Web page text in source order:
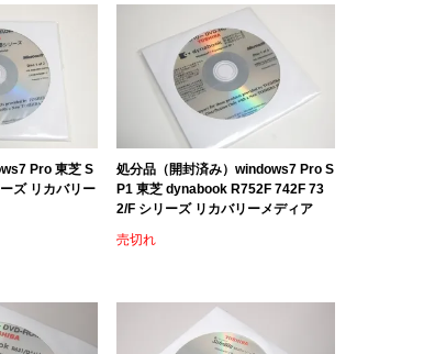
Pro 東芝 S
ズ リカバリー
処分品（開封済み）windows7 Pro S
P1 東芝 dynabook R752F 742F 73
2/F シリーズ リカバリーメディア
売切れ